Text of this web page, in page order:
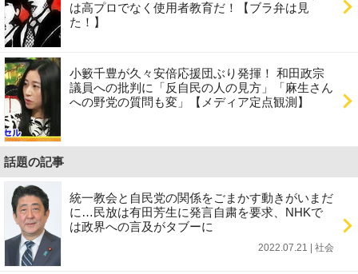
は高プロでなく使用者教育だ！【ブラ弁は見
た！】
小籔千豊が久々安倍応援団ぶり発揮！ 和田政宗
議員への批判に「反自民の人の見方」「麻生さん
への野党の質問も変」【メディア定点観測】
話題の記事
統一教会と自民党の関係をごまかす動きがいまだ
に…民放は有田芳生に発言自粛を要求、NHKで
は政界への言及がタブーに
2022.07.21 | 社会